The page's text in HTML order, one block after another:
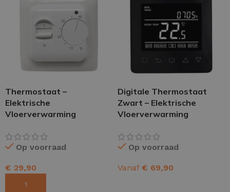
Thermostaat –
Elektrische
Vloerverwarming
Op voorraad
€ 29,90
Digitale Thermostaat
Zwart – Elektrische
Vloerverwarming
Op voorraad
Vanaf € 69,90